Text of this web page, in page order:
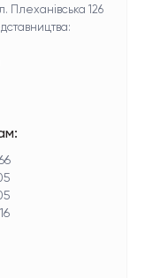
Плеханівська 126